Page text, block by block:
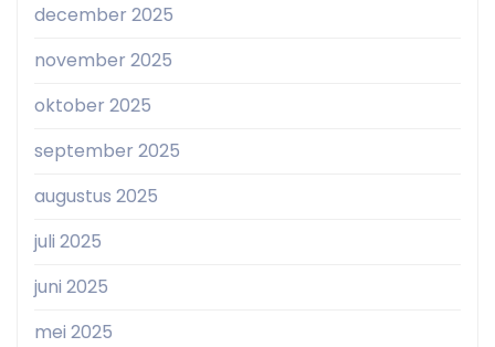
december 2025
november 2025
oktober 2025
september 2025
augustus 2025
juli 2025
juni 2025
mei 2025